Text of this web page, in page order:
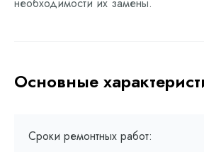
Основные
Сроки ремонтных работ: